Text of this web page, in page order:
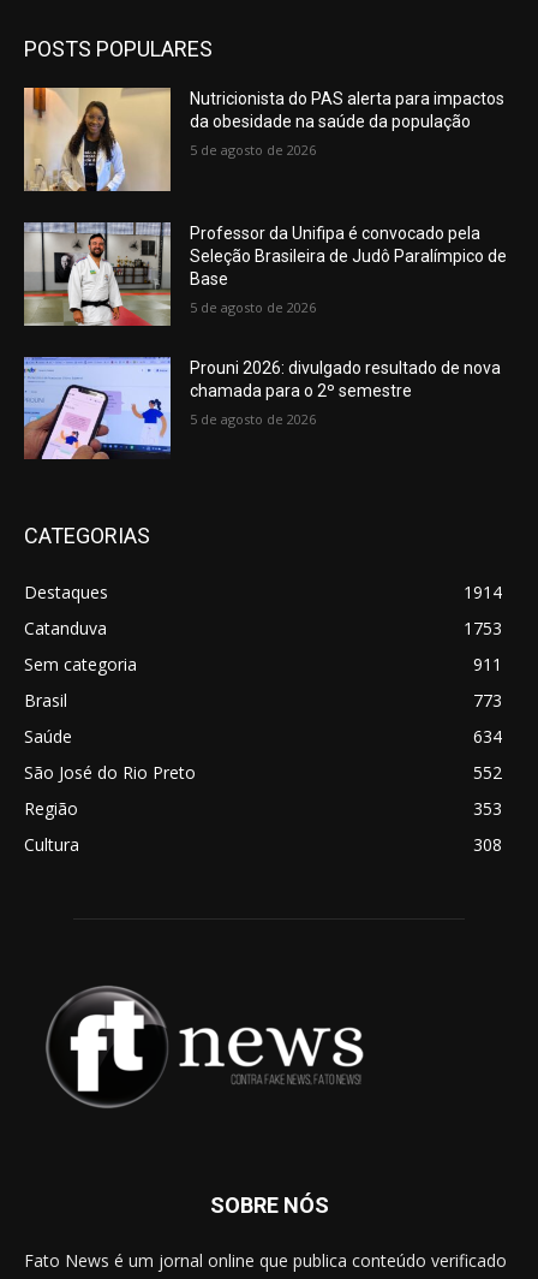
POSTS POPULARES
Nutricionista do PAS alerta para impactos
da obesidade na saúde da população
5 de agosto de 2026
Professor da Unifipa é convocado pela
Seleção Brasileira de Judô Paralímpico de
Base
5 de agosto de 2026
Prouni 2026: divulgado resultado de nova
chamada para o 2º semestre
5 de agosto de 2026
CATEGORIAS
Destaques
1914
Catanduva
1753
Sem categoria
911
Brasil
773
Saúde
634
São José do Rio Preto
552
Região
353
Cultura
308
SOBRE NÓS
Fato News é um jornal online que publica conteúdo verificado